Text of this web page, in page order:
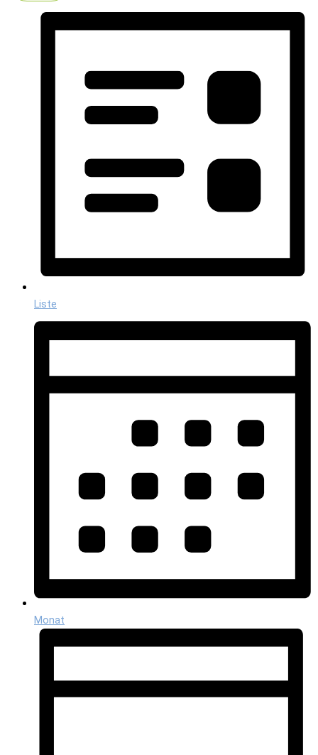
Liste
Monat